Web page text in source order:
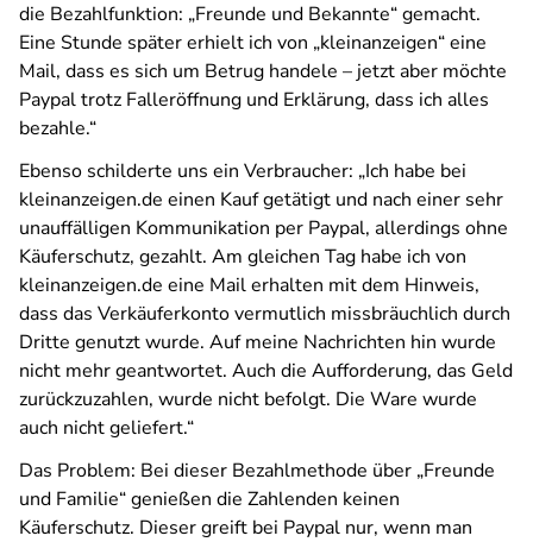
die Bezahlfunktion: „Freunde und Bekannte“ gemacht.
Eine Stunde später erhielt ich von „kleinanzeigen“ eine
Mail, dass es sich um Betrug handele – jetzt aber möchte
Paypal trotz Falleröffnung und Erklärung, dass ich alles
bezahle.“
Ebenso schilderte uns ein Verbraucher: „Ich habe bei
kleinanzeigen.de einen Kauf getätigt und nach einer sehr
unauffälligen Kommunikation per Paypal, allerdings ohne
Käuferschutz, gezahlt. Am gleichen Tag habe ich von
kleinanzeigen.de eine Mail erhalten mit dem Hinweis,
dass das Verkäuferkonto vermutlich missbräuchlich durch
Dritte genutzt wurde. Auf meine Nachrichten hin wurde
nicht mehr geantwortet. Auch die Aufforderung, das Geld
zurückzuzahlen, wurde nicht befolgt. Die Ware wurde
auch nicht geliefert.“
Das Problem: Bei dieser Bezahlmethode über „Freunde
und Familie“ genießen die Zahlenden keinen
Käuferschutz. Dieser greift bei Paypal nur, wenn man